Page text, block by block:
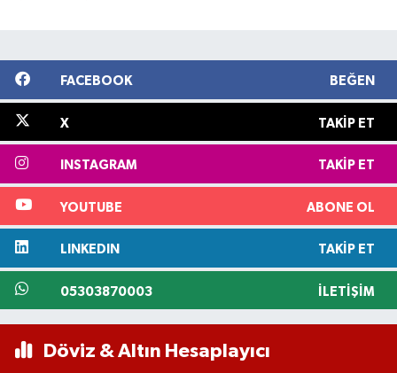
FACEBOOK BEĞEN
X TAKIP ET
INSTAGRAM TAKIP ET
YOUTUBE ABONE OL
LINKEDIN TAKIP ET
05303870003 İLETIŞIM
Döviz & Altın Hesaplayıcı